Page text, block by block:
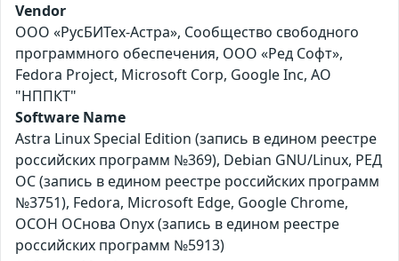
Vendor
ООО «РусБИТех-Астра», Сообщество свободного
программного обеспечения, ООО «Ред Софт»,
Fedora Project, Microsoft Corp, Google Inc, АО
"НППКТ"
Software Name
Astra Linux Special Edition (запись в едином реестре
российских программ №369), Debian GNU/Linux, РЕД
ОС (запись в едином реестре российских программ
№3751), Fedora, Microsoft Edge, Google Chrome,
ОСОН ОСнова Оnyx (запись в едином реестре
российских программ №5913)